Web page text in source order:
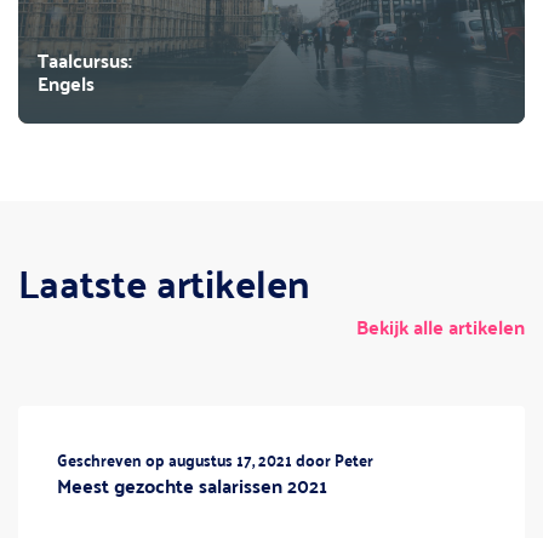
Taalcursus:
Engels
Laatste artikelen
Bekijk alle artikelen
Geschreven op augustus 17, 2021 door Peter
Meest gezochte salarissen 2021